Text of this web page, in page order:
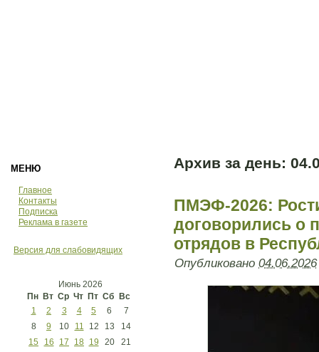
МЕНЮ
Главное
Контакты
Подписка
Реклама в газете
Версия для слабовидящих
Июнь 2026
Пн Вт Ср Чт Пт Сб Вс
1 2 3 4 5 6
7
8
9 10 11 12 13
14
15
16 17 18 19 20
21
Архив за день:
ПМЭФ-2026:
договорились о
отрядов в
Опубликовано 04.06.2026